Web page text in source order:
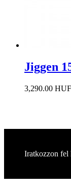
Jiggen
3,290.00 HUF
Iratkozzon fel